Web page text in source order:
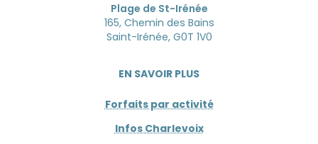
Plage de St-Irénée
165, Chemin des Bains
Saint-Irénée, G0T 1V0
EN SAVOIR PLUS
Forfaits par activité
Infos Charlevoix